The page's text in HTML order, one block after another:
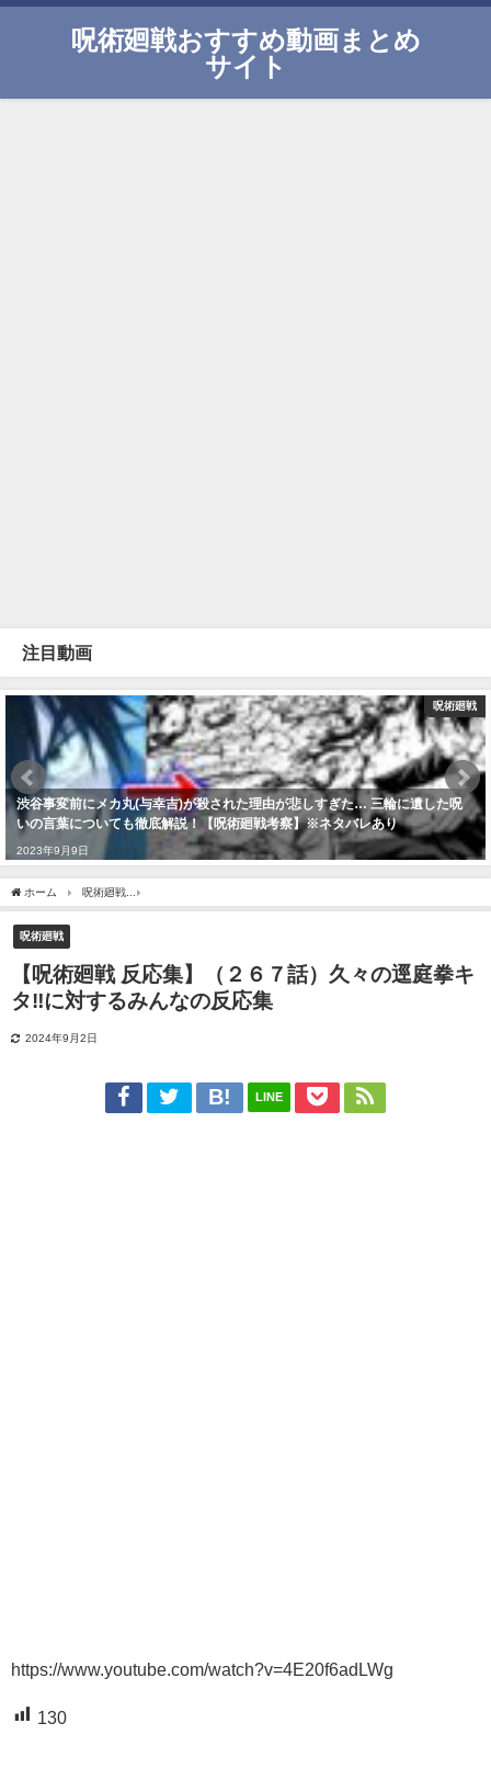
呪術廻戦おすすめ動画まとめ
サイト
注目動画
呪術廻戦
渋谷事変前にメカ丸(与幸吉)が殺された理由が悲しすぎた… 三輪に遺した呪
いの言葉についても徹底解説！【呪術廻戦考察】※ネタバレあり
2023年9月9日
ホーム 呪術廻戦
呪術廻戦
【呪術廻戦 反応集】（２６７話）久々の逕庭拳キ
タ‼に対するみんなの反応集
2024年9月2日
LINE
https://www.youtube.com/watch?v=4E20f6adLWg
130